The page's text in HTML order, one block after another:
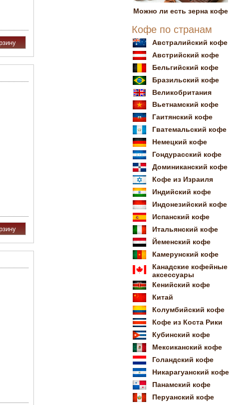
Можно ли есть зерна кофе
Кофе по странам
Австралийский кофе
Австрийский кофе
Бельгийский кофе
Бразильский кофе
Великобритания
Вьетнамский кофе
Гаитянский кофе
Гватемальский кофе
Немецкий кофе
Гондурасский кофе
Доминиканский кофе
Кофе из Израиля
Индийский кофе
Индонезийский кофе
Испанский кофе
Итальянский кофе
Йеменский кофе
Камерунский кофе
Канадские кофейные
аксессуары
Кенийский кофе
Китай
Колумбийский кофе
Кофе из Коста Рики
Кубинский кофе
Мексиканский кофе
Голандский кофе
Никарагуанский кофе
Панамский кофе
Перуанский кофе